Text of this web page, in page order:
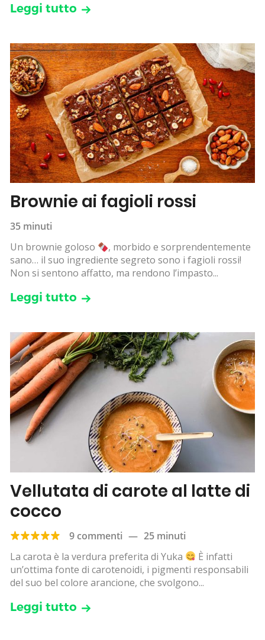
Leggi tutto
Brownie ai fagioli rossi
35 minuti
Un brownie goloso
, morbido e sorprendentemente
sano… il suo ingrediente segreto sono i fagioli rossi!
Non si sentono affatto, ma rendono l’impasto...
Leggi tutto
Vellutata di carote al latte di
cocco
9 commenti — 25 minuti
La carota è la verdura preferita di Yuka
È infatti
un’ottima fonte di carotenoidi, i pigmenti responsabili
del suo bel colore arancione, che svolgono...
Leggi tutto